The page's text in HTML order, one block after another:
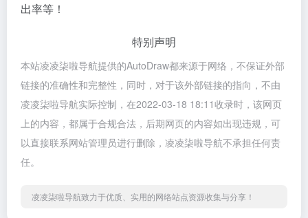
出率等！
特别声明
本站凌凌柒啦导航提供的AutoDraw都来源于网络，不保证外部
链接的准确性和完整性，同时，对于该外部链接的指向，不由
凌凌柒啦导航实际控制，在2022-03-18 18:11收录时，该网页
上的内容，都属于合规合法，后期网页的内容如出现违规，可
以直接联系网站管理员进行删除，凌凌柒啦导航不承担任何责
任。
凌凌柒啦导航致力于优质、实用的网络站点资源收集与分享！